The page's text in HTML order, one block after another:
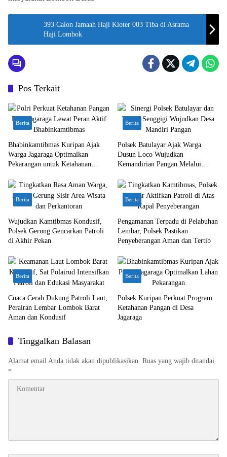
393 Calon Jamaah Haji Kloter 003 Tiba di Asrama
Haji Lombok
Pos Terkait
Berita
Bhabinkamtibmas Kuripan Ajak
Warga Jagaraga Optimalkan
Pekarangan untuk Ketahanan
Berita
Polsek Batulayar Ajak Warga
Dusun Loco Wujudkan
Kemandirian Pangan Melalui
Berita
Wujudkan Kamtibmas Kondusif,
Polsek Gerung Gencarkan Patroli
di Akhir Pekan
Berita
Pengamanan Terpadu di Pelabuhan
Lembar, Polsek Pastikan
Penyeberangan Aman dan Tertib
Berita
Cuaca Cerah Dukung Patroli Laut,
Perairan Lembar Lombok Barat
Aman dan Kondusif
Berita
Polsek Kuripan Perkuat Program
Ketahanan Pangan di Desa
Jagaraga
Tinggalkan Balasan
Alamat email Anda tidak akan dipublikasikan. Ruas yang wajib ditandai
*